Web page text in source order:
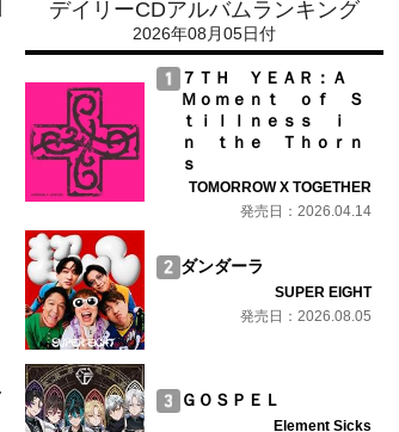
デイリーCDアルバムランキング
2026年08月05日付
７ＴＨ ＹＥＡＲ：Ａ
Ｍｏｍｅｎｔ ｏｆ Ｓ
ｔｉｌｌｎｅｓｓ ｉ
ｎ ｔｈｅ Ｔｈｏｒｎ
ｓ
TOMORROW X TOGETHER
発売日：2026.04.14
ダンダーラ
SUPER EIGHT
発売日：2026.08.05
ＧＯＳＰＥＬ
Element Sicks